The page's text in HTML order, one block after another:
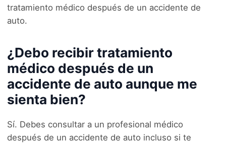
tratamiento médico después de un accidente de
auto.
¿Debo recibir tratamiento
médico después de un
accidente de auto aunque me
sienta bien?
Sí. Debes consultar a un profesional médico
después de un accidente de auto incluso si te